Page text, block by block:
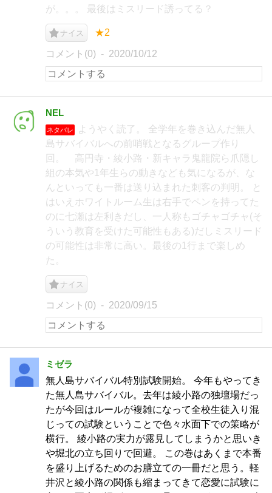
が。。。 最後はミスリード誘ってる？
ナイス ★2
コメント(0) 2020/10/12
NEL
ネタバレ
ようやく読了。 全学年を巻き込んだ無人
島サバイバルへの前哨戦となるグループ作り
回。 高円寺・綾小路・新キャラ鬼龍院ら爪隠し
組の本気や1年生らの動きなども気になるが、な
んといっても一番は送り込まれた刺客の判明。 と
はいえホワイトルーム生は右手でペンを持ってた
のに七瀬は左利きだし、一人称もゴチャゴチャ(そ
ういう教育を受けた可能性もある)だしミスリード
の可能性は非常に高い。最後の1行まで楽しめ
た。
ナイス
コメント(0) 2020/09/15
ミゼラ
無人島サバイバル特別試験開始。 今年もやってき
た無人島サバイバル。去年は綾小路の独壇場だっ
たが今回はルールが複雑になって全校生徒入り混
じっての試験ということで色々水面下での策略が
横行。 綾小路の実力が露見してしまうかと思いき
や堀北の立ち回りで回避。 この巻はあくまで本番
を盛り上げるためのお膳立ての一冊だと思う。軽
井沢と綾小路の関係も縮まってきて恋愛に試験に